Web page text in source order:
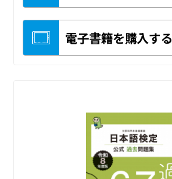
電子書籍を購入する